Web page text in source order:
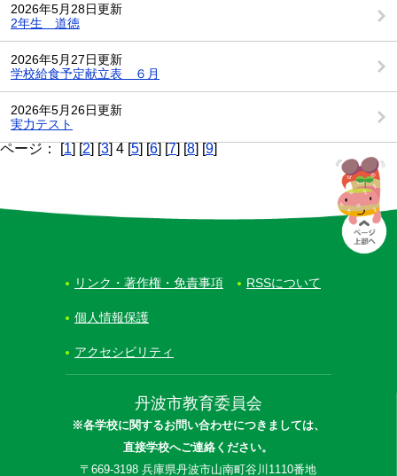
2026年5月28日更新
2年生 道徳
2026年5月27日更新
学校給食予定献立表 ６月
2026年5月26日更新
実力テスト
ページ： [1] [2] [3] 4 [5] [6] [7] [8] [9]
丹波市教育委員会
※各学校に関するお問い合わせにつきましては、
直接学校へご連絡ください。
〒669-3198 兵庫県丹波市山南町谷川1110番地
リンク・著作権・免責事項 RSSについて
個人情報保護
アクセシビリティ